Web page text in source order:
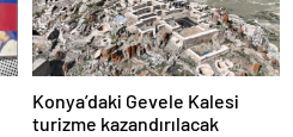
Konya’daki Gevele Kalesi
turizme kazandırılacak